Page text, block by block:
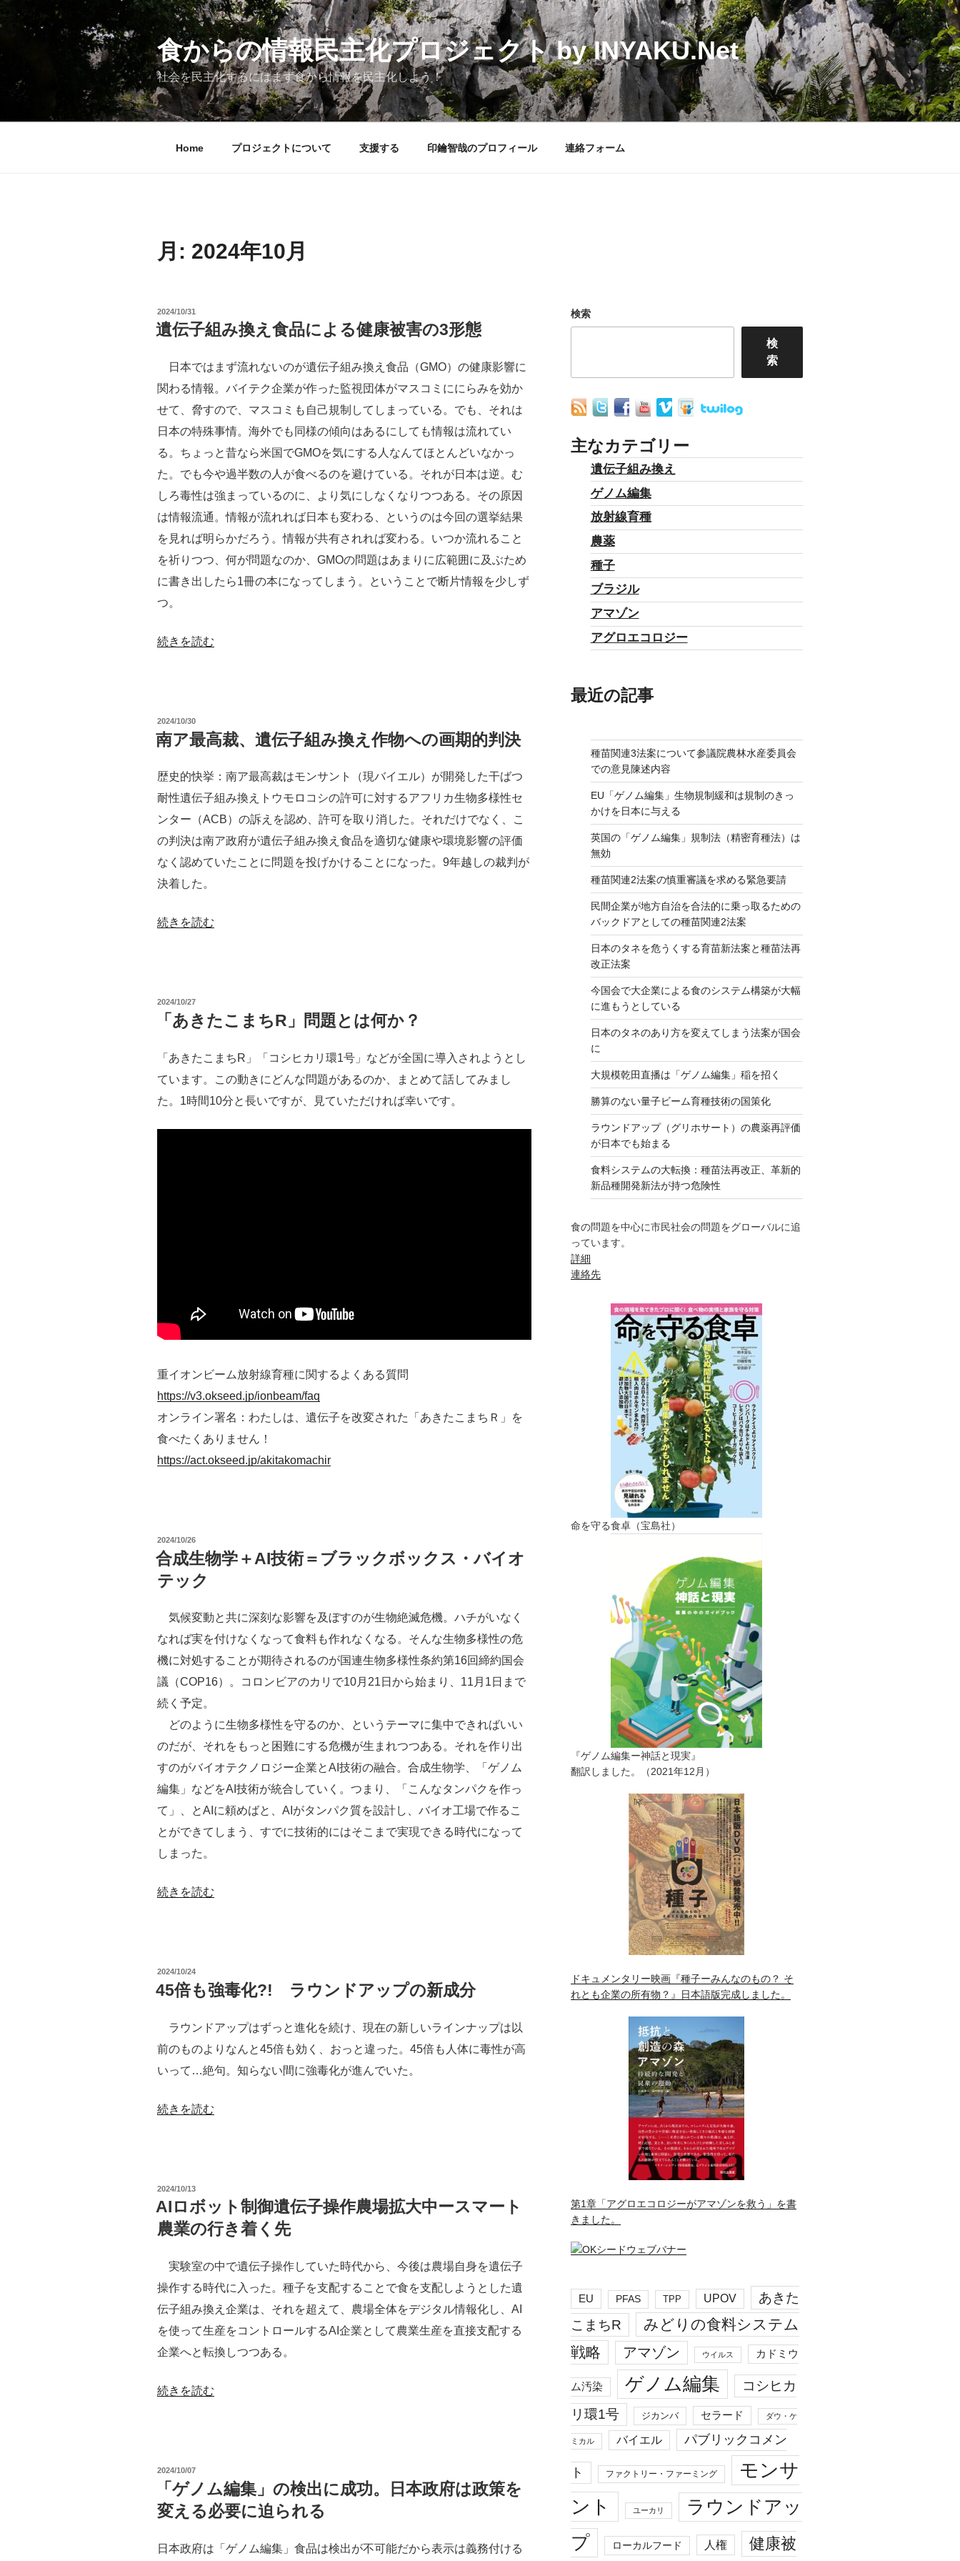
ン
ン
食からの情報民主化プロジェクト by INYAKU.Net
社会を民主化するにはまず食から情報を民主化しよう！
Home プロジェクトについて 支援する 印鑰智哉のプロフィール 連絡フォーム
月: 2024年10月
投
稿
日:
2024/10/31
遺伝子組み換え食品による健康被害の3形態
日本ではまず流れないのが遺伝子組み換え食品（GMO）の健康影響に
関わる情報。バイテク企業が作った監視団体がマスコミににらみを効か
せて、脅すので、マスコミも自己規制してしまっている。でも、それは
日本の特殊事情。海外でも同様の傾向はあるにしても情報は流れてい
る。ちょっと昔なら米国でGMOを気にする人なんてほとんどいなかっ
た。でも今や過半数の人が食べるのを避けている。それが日本は逆。む
しろ毒性は強まっているのに、より気にしなくなりつつある。その原因
は情報流通。情報が流れれば日本も変わる、というのは今回の選挙結果
を見れば明らかだろう。情報が共有されれば変わる。いつか流れること
を祈りつつ、何が問題なのか、GMOの問題はあまりに広範囲に及ぶため
に書き出したら1冊の本になってしまう。ということで断片情報を少しず
つ。
“遺
み
換
え
食
よ
る
康
3
続きを読む
投
稿
日:
2024/10/30
南ア最高裁、遺伝子組み換え作物への画期的判決
歴史的快挙：南ア最高裁はモンサント（現バイエル）が開発した干ばつ
耐性遺伝子組み換えトウモロコシの許可に対するアフリカ生物多様性セ
ンター（ACB）の訴えを認め、許可を取り消した。それだけでなく、こ
の判決は南ア政府が遺伝子組み換え食品を適切な健康や環境影響の評価
なく認めていたことに問題を投げかけることになった。9年越しの裁判が
決着した。
“南
裁、
伝
の
続きを読む
投
2024/10/27
「あきたこまちR」問題とは何か？
「あきたこまちR」「コシヒカリ環1号」などが全国に導入されようとし
ています。この動きにどんな問題があるのか、まとめて話してみまし
た。1時間10分と長いですが、見ていただければ幸いです。
重イオンビーム放射線育種に関するよくある質問
https://v3.okseed.jp/ionbeam/faq
オンライン署名：わたしは、遺伝子を改変された「あきたこまちＲ」を
食べたくありません！
https://act.okseed.jp/akitakomachir
投
稿
日:
2024/10/26
合成生物学＋AI技術＝ブラックボックス・バイオ
テック
気候変動と共に深刻な影響を及ぼすのが生物絶滅危機。ハチがいなく
なれば実を付けなくなって食料も作れなくなる。そんな生物多様性の危
機に対処することが期待されるのが国連生物多様性条約第16回締約国会
議（COP16）。コロンビアのカリで10月21日から始まり、11月1日まで
続く予定。
どのように生物多様性を守るのか、というテーマに集中できればいい
のだが、それをもっと困難にする危機が生まれつつある。それを作り出
すのがバイオテクノロジー企業とAI技術の融合。合成生物学、「ゲノム
編集」などをAI技術が統合していく。つまり、「こんなタンパクを作っ
て」、とAIに頼めばと、AIがタンパク質を設計し、バイオ工場で作るこ
とができてしまう、すでに技術的にはそこまで実現できる時代になって
しまった。
“合
学
＋
技
ブ
ボ
ッ
ク
ク”
続きを読む
投
日:
2024/10/24
45倍も強毒化?! ラウンドアップの新成分
ラウンドアップはずっと進化を続け、現在の新しいラインナップは以
前のものよりなんと45倍も効く、おっと違った。45倍も人体に毒性が高
いって…絶句。知らない間に強毒化が進んでいた。
“45
毒
化?!
ラ
ン
ド
ッ
の
の
続きを読む
投
稿
日:
2024/10/13
AIロボット制御遺伝子操作農場拡大中ースマート
農業の行き着く先
実験室の中で遺伝子操作していた時代から、今後は農場自身を遺伝子
操作する時代に入った。種子を支配することで食を支配しようとした遺
伝子組み換え企業は、それを超えて、農場全体をデジタル情報化し、AI
を使って生産をコントロールするAI企業として農業生産を直接支配する
企業へと転換しつつある。
“AI
ト
御
続きを読む
投
日:
2024/10/07
「ゲノム編集」の検出に成功。日本政府は政策を
変える必要に迫られる
日本政府は「ゲノム編集」食品は検出が不可能だから表示は義務付ける
検索
検
索
主なカテゴリー
遺伝子組み換え
ゲノム編集
放射線育種
農薬
種子
ブラジル
アマゾン
アグロエコロジー
最近の記事
種苗関連3法案について参議院農林水産委員会
での意見陳述内容
EU「ゲノム編集」生物規制緩和は規制のきっ
かけを日本に与える
英国の「ゲノム編集」規制法（精密育種法）は
無効
種苗関連2法案の慎重審議を求める緊急要請
民間企業が地方自治を合法的に乗っ取るための
バックドアとしての種苗関連2法案
日本のタネを危うくする育苗新法案と種苗法再
改正法案
今国会で大企業による食のシステム構築が大幅
に進もうとしている
日本のタネのあり方を変えてしまう法案が国会
に
大規模乾田直播は「ゲノム編集」稲を招く
勝算のない量子ビーム育種技術の国策化
ラウンドアップ（グリホサート）の農薬再評価
が日本でも始まる
食料システムの大転換：種苗法再改正、革新的
新品種開発新法が持つ危険性
食の問題を中心に市民社会の問題をグローバルに追
っています。
詳細
連絡先
命を守る食卓（宝島社）
『ゲノム編集ー神話と現実』
翻訳しました。（2021年12月）
ドキュメンタリー映画『種子ーみんなのもの？ そ
れとも企業の所有物？』日本語版完成しました。
第1章「アグロエコロジーがアマゾンを救う」を書
きました。
EU PFAS TPP UPOV
あきた
こまちR
みどりの食料システム
戦略
アマゾン ウイルス カドミウ
ム汚染 ゲノム編集
コシヒカ
リ環1号
ジカンバ セラード ダウ・ケ
ミカル バイエル パブリックコメン
ト ファクトリー・ファーミング
モンサ
ント
ユーカリ
ラウンドアッ
プ
ローカルフード 人権 健康被